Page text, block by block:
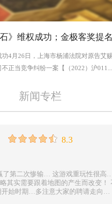
》维权成功；金极客奖提
4月26日，上海市杨浦法院对原告艾
正当竞争纠纷一案【（2022）沪011...
新闻专栏
8.3
的产生而改变！ 不能一直使用一样的科技书！ 然后记得m
开始时期…多注意大家的聘请走向